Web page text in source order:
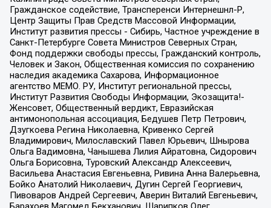
Гражданское содействие, Трансперенси Интернешнл-Р,
Центр Защиты Прав Средств Массовой Информации,
Институт развития прессы - Сибирь, Частное учреждение в
Санкт-Петербурге Совета Министров Северных Стран,
Фонд поддержки свободы прессы, Гражданский контроль,
Человек и Закон, Общественная комиссия по сохранению
наследия академика Сахарова, Информационное
агентство МЕМО. РУ, Институт региональной прессы,
Институт Развития Свободы Информации, Экозащита!-
Женсовет, Общественный вердикт, Евразийская
антимонопольная ассоциация, Бедушев Петр Петрович,
Дзугкоева Регина Николаевна, Кривенко Сергей
Владимирович, Милославский Павел Юрьевич, Шнырова
Ольга Вадимовна, Чанышева Лилия Айратовна, Сидорович
Ольга Борисовна, Туровский Александр Алексеевич,
Васильева Анастасия Евгеньевна, Ривина Анна Валерьевна,
Бойко Анатолий Николаевич, Дугин Сергей Георгиевич,
Пивоваров Андрей Сергеевич, Аверин Виталий Евгеньевич,